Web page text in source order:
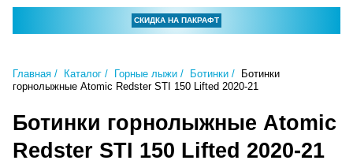
СКИДКА НА ПАКРАФТ
Главная Каталог Горные лыжи Ботинки
Ботинки
горнолыжные Atomic Redster STI 150 Lifted 2020-21
Ботинки горнолыжные Atomic
Redster STI 150 Lifted 2020-21